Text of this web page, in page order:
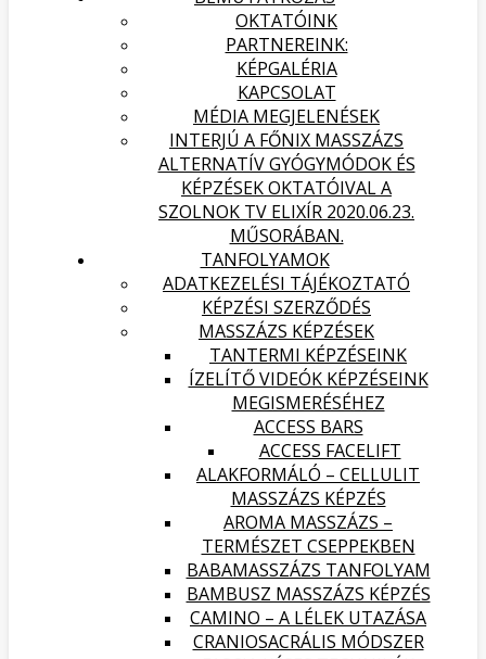
OKTATÓINK
PARTNEREINK:
KÉPGALÉRIA
KAPCSOLAT
MÉDIA MEGJELENÉSEK
INTERJÚ A FŐNIX MASSZÁZS
ALTERNATÍV GYÓGYMÓDOK ÉS
KÉPZÉSEK OKTATÓIVAL A
SZOLNOK TV ELIXÍR 2020.06.23.
MŰSORÁBAN.
TANFOLYAMOK
ADATKEZELÉSI TÁJÉKOZTATÓ
KÉPZÉSI SZERZŐDÉS
MASSZÁZS KÉPZÉSEK
TANTERMI KÉPZÉSEINK
ÍZELÍTŐ VIDEÓK KÉPZÉSEINK
MEGISMERÉSÉHEZ
ACCESS BARS
ACCESS FACELIFT
ALAKFORMÁLÓ – CELLULIT
MASSZÁZS KÉPZÉS
AROMA MASSZÁZS –
TERMÉSZET CSEPPEKBEN
BABAMASSZÁZS TANFOLYAM
BAMBUSZ MASSZÁZS KÉPZÉS
CAMINO – A LÉLEK UTAZÁSA
CRANIOSACRÁLIS MÓDSZER